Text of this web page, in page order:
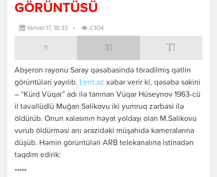
GÖRÜNTÜSÜ
Yanvar 17, 18:33 • 2304
Abşeron rayonu Saray qəsəbəsində törədilmiş qətlin
görüntüləri yayılıb. Lent.az xəbər verir ki, qəsəbə sakini
– “Kürd Vüqar” adı ilə tanınan Vüqar Hüseynov 1963-cü
il təvəllüdlü Muğan Salikovu iki yumruq zərbəsi ilə
öldürüb. Onun xalasının həyat yoldaşı olan M.Salikovu
vurub öldürməsi anı ərazidəki müşahidə kameralarına
düşüb. Həmin görüntüləri ARB telekanalına istinadən
təqdim edirik:
*****